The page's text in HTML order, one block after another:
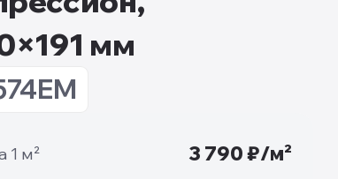
мм
1 м² 3 790₽/м²